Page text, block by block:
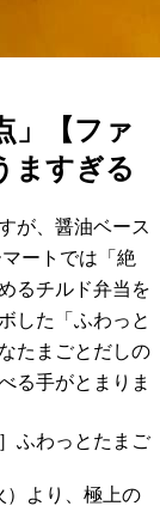
」【ファ
ますぎる
が、醤油ベース
ートでは「絶
るチルド弁当を
した「ふわっと
たまごとだしの
る手がとまりま
ふわっとたまご
）より、極上の